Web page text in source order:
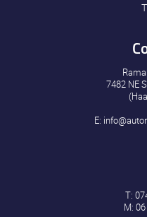
7482 NE
E:
T:
M: